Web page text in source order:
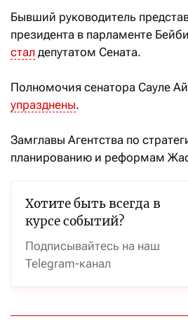
Бывший руководитель
президента в парламенте
стал депутатом Сената.
Полномочия сенатора Сауле
упразднены.
Замглавы Агентства по
планированию и реформам
Хотите быть всегда в
курсе событий?
Подписывайтесь на наш
Telegram-канал